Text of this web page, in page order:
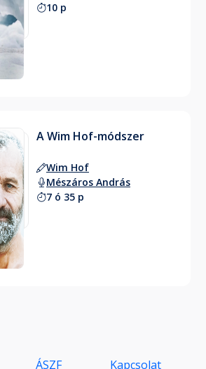
10 p
A Wim Hof-módszer
Wim Hof
Mészáros András
7 ó 35 p
ÁSZF Kapcsolat